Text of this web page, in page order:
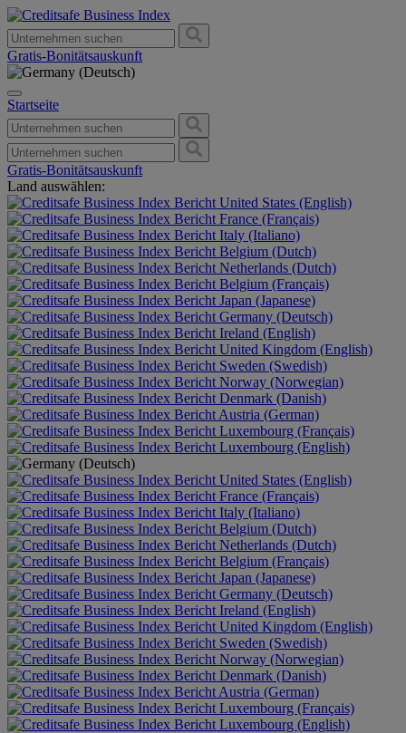
Gratis-Bonitätsauskunft
Startseite
Gratis-Bonitätsauskunft
Land auswählen:
United States (English)
France (Français)
Italy (Italiano)
Belgium (Dutch)
Netherlands (Dutch)
Belgium (Français)
Japan (Japanese)
Germany (Deutsch)
Ireland (English)
United Kingdom (English)
Sweden (Swedish)
Norway (Norwegian)
Denmark (Danish)
Austria (German)
Luxembourg (Français)
Luxembourg (English)
United States (English)
France (Français)
Italy (Italiano)
Belgium (Dutch)
Netherlands (Dutch)
Belgium (Français)
Japan (Japanese)
Germany (Deutsch)
Ireland (English)
United Kingdom (English)
Sweden (Swedish)
Norway (Norwegian)
Denmark (Danish)
Austria (German)
Luxembourg (Français)
Luxembourg (English)